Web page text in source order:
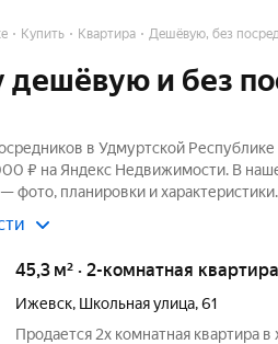
Купить Квартира Дешёвую, без
дешёвую и без
в Удмуртской
₽ на Яндекс Недвижимости. В
фото, планировки и характеристики.
45,3 м² · 2-комнатная
Ижевск, Школьная улица,61
Продается 2х комнатная квартира